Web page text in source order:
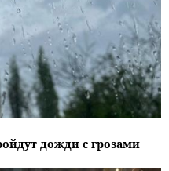
дожди с грозами